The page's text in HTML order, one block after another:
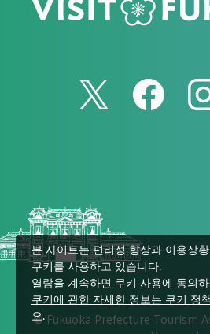
© Fukuoka Prefecture Tourism
본 사이트는 편리성 향상과 이용상
쿠키를 사용하고 있습니다.
열람을 계속하면 쿠키 사용에 동의
쿠키에 관한 자세한 정보는 쿠키 정
요.